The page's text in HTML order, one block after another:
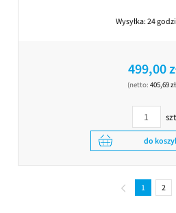
Wysyłka:24
499,00
(netto: 405,69 zł
do
1 2